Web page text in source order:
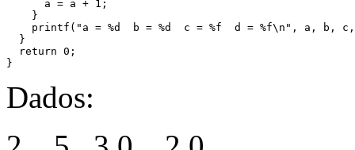
a = a + 1;
}
printf("a = %d  b = %d  c = %f  d = %f\n", a, b,
}
return 0;
}
Dados: